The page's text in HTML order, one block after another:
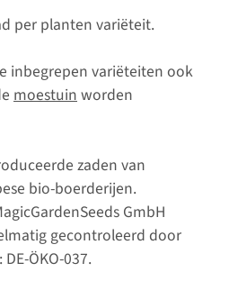
per planten variëteit.
inbegrepen variëteiten ook
moestuinworden
zaden van
bio-boerderijen.
GmbH
gecontroleerd door
ÖKO-037.